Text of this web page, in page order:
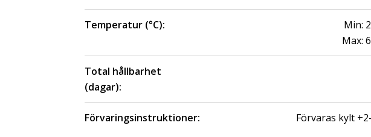
Temperatur (°C): Min: 2
Max: 6
Total hållbarhet
(dagar):
Förvaringsinstruktioner: Förvaras kylt